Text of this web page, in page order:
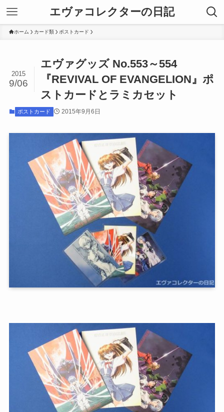
エヴァコレクターの日記
ホーム カード類 ポストカード
エヴァグッズ No.553～554
『REVIVAL OF EVANGELION』ポ
ストカードとラミカセット
2015
9/06
ポストカード 2015年9月6日